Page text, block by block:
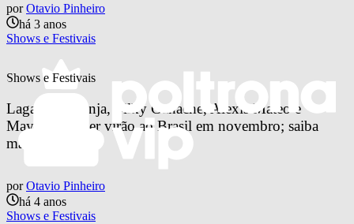
por Otavio Pinheiro
há 3 anos
Shows e Festivais
Shows e Festivais
Laganja Estranja, Silky Ganache, Alexis Mateo e
Mayhem Miller virão ao Brasil em novembro; saiba
mais!
por Otavio Pinheiro
há 4 anos
Shows e Festivais